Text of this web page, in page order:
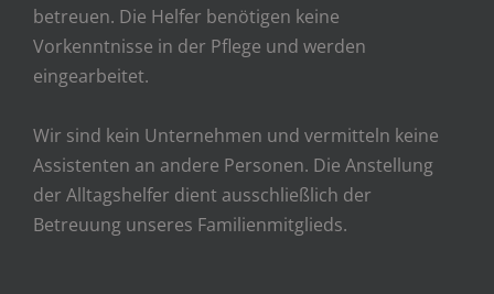
betreuen. Die Helfer benötigen keine
Vorkenntnisse in der Pflege und werden
eingearbeitet.
Wir sind kein Unternehmen und vermitteln keine
Assistenten an andere Personen. Die Anstellung
der Alltagshelfer dient ausschließlich der
Betreuung unseres Familienmitglieds.